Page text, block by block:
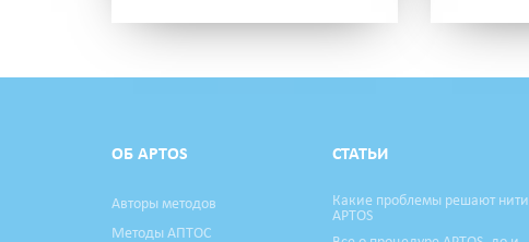
ОБ APTOS
Авторы методов
Методы АПТОС
СТАТЬИ
Какие проблемы решают нити
APTOS